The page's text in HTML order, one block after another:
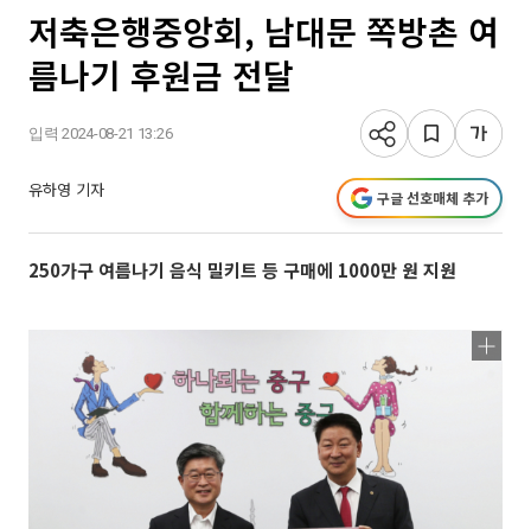
저축은행중앙회, 남대문 쪽방촌 여
름나기 후원금 전달
입력 2024-08-21 13:26
유하영 기자 구글 선호매체 추가
250가구 여름나기 음식 밀키트 등 구매에 1000만 원 지원